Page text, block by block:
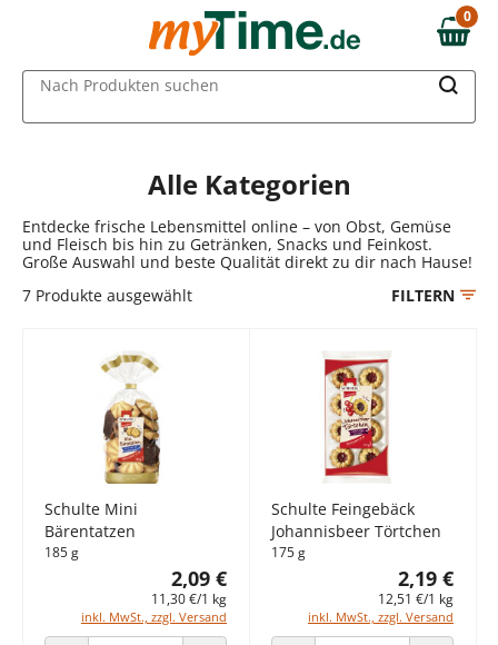
Zum Hauptinhalt springen
Zur Navigation springen
Zur Suche springen
0,00 €
0
Nach Produkten suchen
Alle Kategorien
Entdecke frische Lebensmittel online – von Obst, Gemüse
und Fleisch bis hin zu Getränken, Snacks und Feinkost.
Große Auswahl und beste Qualität direkt zu dir nach Hause!
7 Produkte ausgewählt FILTERN
Schulte Mini
Bärentatzen
185 g
2,09 €
11,30 €/1 kg
inkl. MwSt., zzgl. Versand
Schulte Feingebäck
Johannisbeer Törtchen
175 g
2,19 €
12,51 €/1 kg
inkl. MwSt., zzgl. Versand